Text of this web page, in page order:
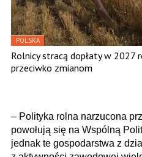
POLSKA
Rolnicy stracą dopłaty w 2027
przeciwko zmianom
– Polityka rolna narzucona
powołują się na Wspólną
jednak te gospodarstwa z